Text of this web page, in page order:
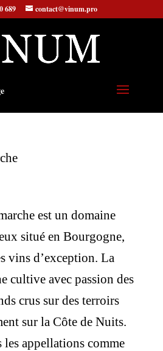
689 contact@vinum.pro
est un domaine
situé en Bourgogne,
vins d’exception. La
cultive avec passion des
crus sur des terroirs
sur la Côte de Nuits.
les appellations comme